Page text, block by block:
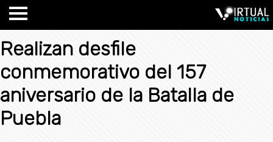
Realizan desfile
conmemorativo del 157
aniversario de la Batalla de
Puebla